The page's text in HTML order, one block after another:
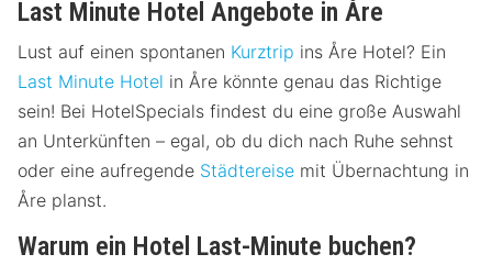
Last Minute Hotel Angebote in Åre
Lust auf einen spontanen Kurztrip ins Åre Hotel? Ein
Last Minute Hotel in Åre könnte genau das Richtige
sein! Bei HotelSpecials findest du eine große Auswahl
an Unterkünften – egal, ob du dich nach Ruhe sehnst
oder eine aufregende Städtereise mit Übernachtung in
Åre planst.
Warum ein Hotel Last-Minute buchen?